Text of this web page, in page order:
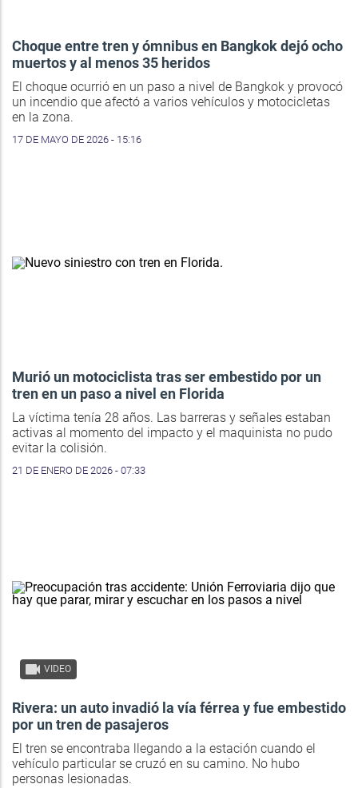
Choque entre tren y ómnibus en Bangkok dejó ocho
muertos y al menos 35 heridos
El choque ocurrió en un paso a nivel de Bangkok y provocó
un incendio que afectó a varios vehículos y motocicletas
en la zona.
17 DE MAYO DE 2026 - 15:16
Murió un motociclista tras ser embestido por un
tren en un paso a nivel en Florida
La víctima tenía 28 años. Las barreras y señales estaban
activas al momento del impacto y el maquinista no pudo
evitar la colisión.
21 DE ENERO DE 2026 - 07:33
VIDEO
Rivera: un auto invadió la vía férrea y fue embestido
por un tren de pasajeros
El tren se encontraba llegando a la estación cuando el
vehículo particular se cruzó en su camino. No hubo
personas lesionadas.